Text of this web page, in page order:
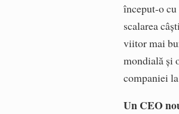
început-o cu
scalarea
viitor mai
mondială și
companiei
Un CEO